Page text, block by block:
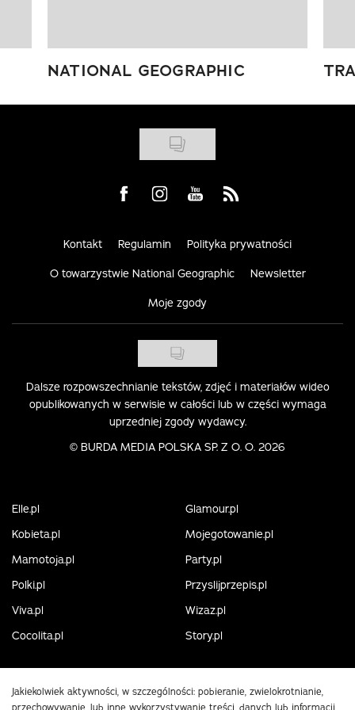
NATIONAL GEOGRAPHIC
Visit us on Facebook
Visit us on Instagram
Visit us on Youtube
Visit us on Rss
Kontakt Regulamin Polityka prywatności
O towarzystwie National Geographic Newsletter
Moje zgody
Dalsze rozpowszechnianie tekstów, zdjęć i materiałów wideo
opublikowanych w serwisie w całości lub w części wymaga
uprzedniej zgody wydawcy.
© BURDA MEDIA POLSKA SP. Z O. O. 2026
Elle.pl
Glamour.pl
Kobieta.pl
Mojegotowanie.pl
Mamotoja.pl
Party.pl
Polki.pl
Przyslijprzepis.pl
Viva.pl
Wizaz.pl
Cocolita.pl
Story.pl
Jakiekolwiek aktywności, w szczególności: pobieranie, zwielokrotnianie,
przechowywanie, lub inne wykorzystywanie treści, danych lub informacji